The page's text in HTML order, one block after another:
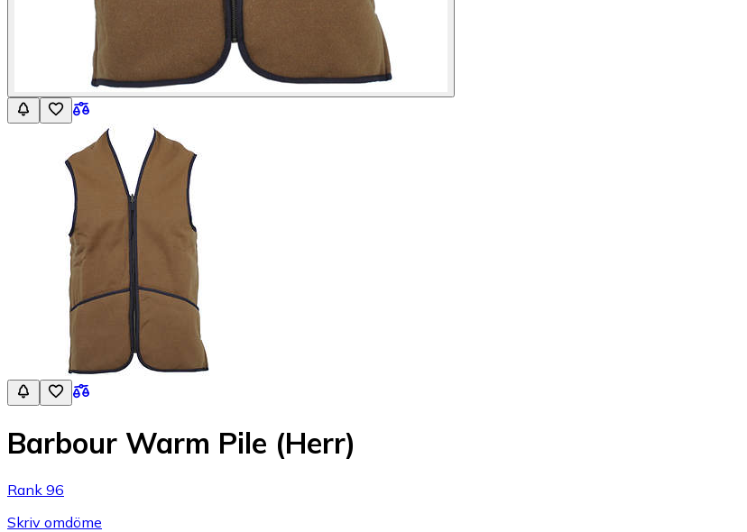
Barbour Warm Pile (Herr)
Rank 96
Skriv omdöme